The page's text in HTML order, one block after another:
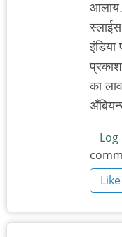
का
Log
Like